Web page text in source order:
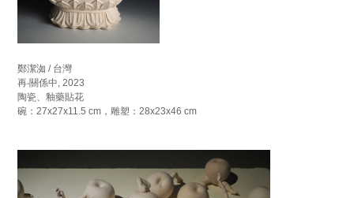
鄭潔洳 / 台灣
再‧關係中, 2023
陶瓷、釉藥貼花
碗：27x27x11.5 cm，雕塑：28x23x46 cm